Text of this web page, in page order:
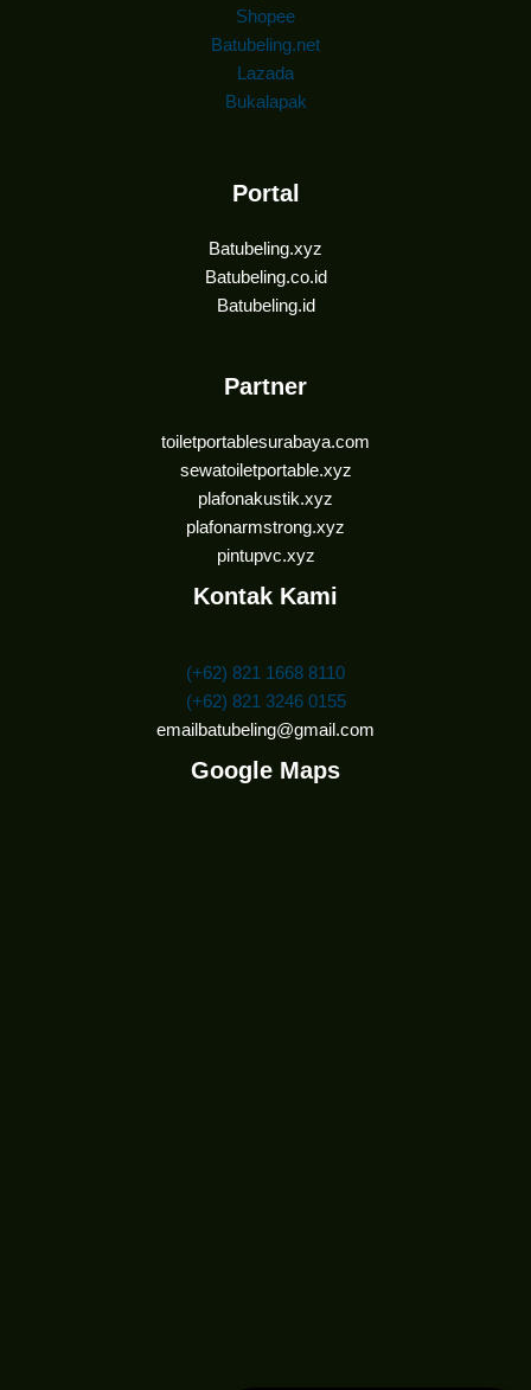
Shopee
Batubeling.net
Lazada
Bukalapak
Portal
Batubeling.xyz
Batubeling.co.id
Batubeling.id
Partner
toiletportablesurabaya.com
sewatoiletportable.xyz
plafonakustik.xyz
plafonarmstrong.xyz
pintupvc.xyz
Kontak Kami
(+62) 821 1668 8110
(+62) 821 3246 0155
emailbatubeling@gmail.com
Google Maps